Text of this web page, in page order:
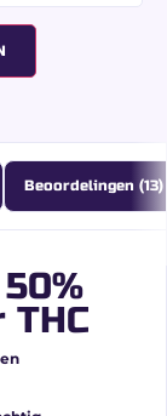
Beoordelingen (13)
THC